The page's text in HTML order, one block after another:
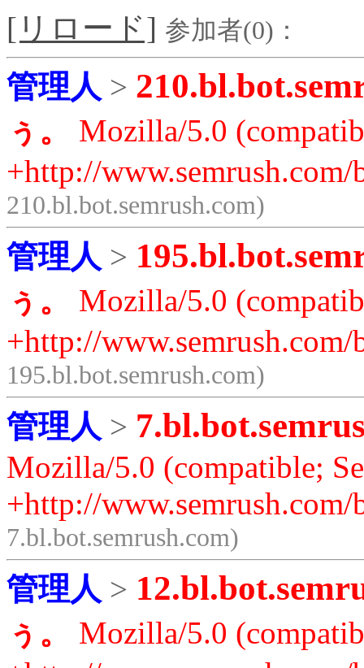
[リロード] 参加者(0)：
管理人 >
ぅ。
Mozilla/5.0
+http://
210.bl.bot.semrush.com)
管理人 >
ぅ。
Mozilla/5.0
+http://
195.bl.bot.semrush.com)
管理人 >
Mozilla/5.0 (compatible;
+http://
7.bl.bot.semrush.com)
管理人 >
ぅ。
Mozilla/5.0